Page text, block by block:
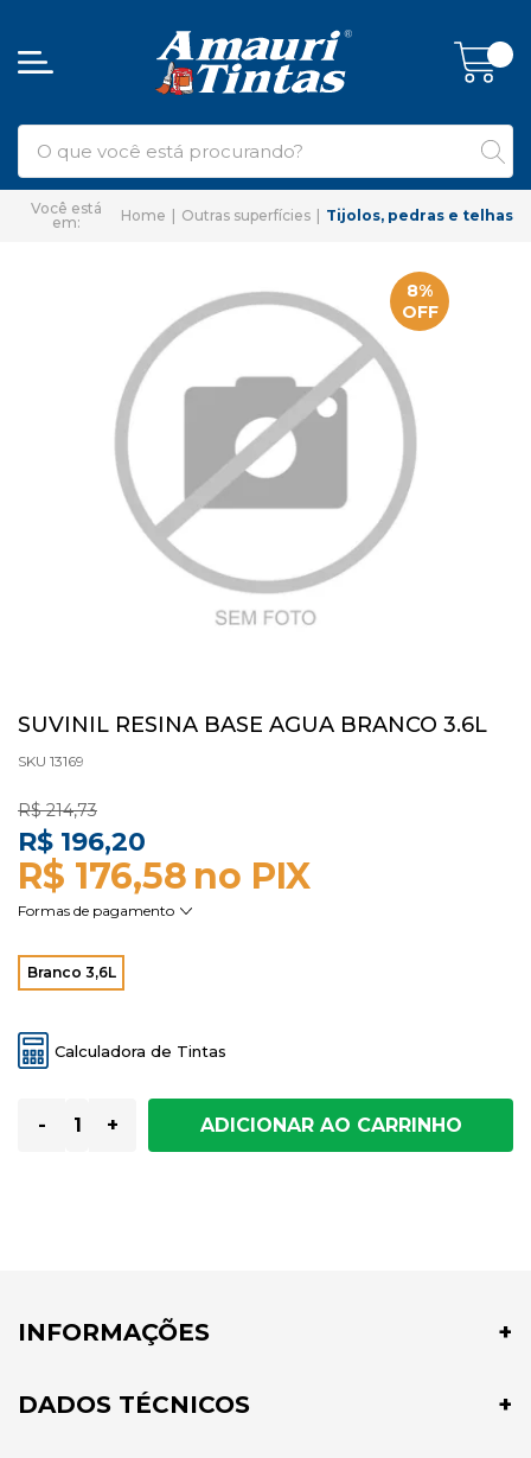
Home Outras superfícies Tijolos, pedras e telhas
8%
OFF
SUVINIL RESINA BASE AGUA BRANCO 3.6L
SKU 13169
R$ 214,73
R$ 196,20
R$ 176,58
Branco 3,6L
Calculadora de Tintas
- +
INFORMAÇÕES
DADOS TÉCNICOS